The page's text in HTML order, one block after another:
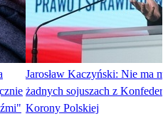
Jarosław Kaczyński: Nie ma
żadnych sojuszach z
Korony Polskiej